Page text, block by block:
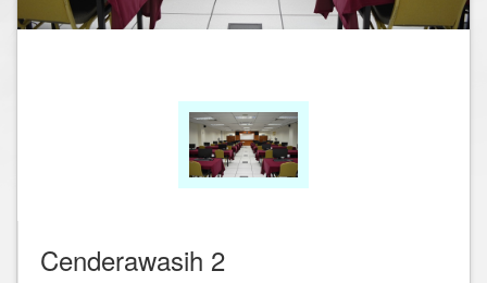
Cenderawasih 2